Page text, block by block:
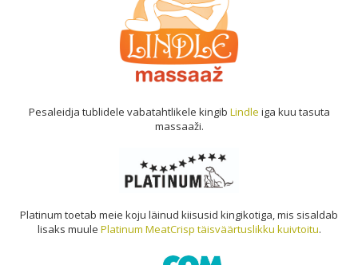
Pesaleidja tublidele vabatahtlikele kingib Lindle iga kuu tasuta
massaaži.
Platinum toetab meie koju läinud kiisusid kingikotiga, mis sisaldab
lisaks muule Platinum MeatCrisp täisväärtuslikku kuivtoitu.